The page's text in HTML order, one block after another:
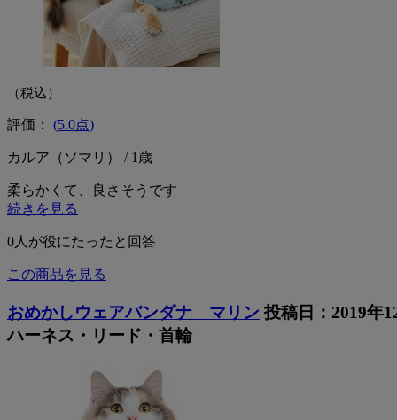
（税込）
評価： (5.0点)
カルア（ソマリ） / 1歳
柔らかくて、良さそうです
続きを見る
0 人が役にたったと回答
この商品を見る
おめかしウェアバンダナ マリン 投稿日：2019年
ハーネス・リード・首輪